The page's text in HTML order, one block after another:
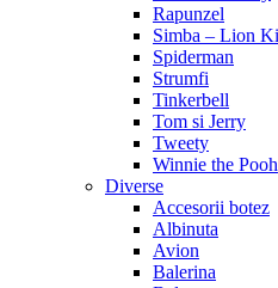
Rapunzel
Simba – Lion
Spiderman
Strumfi
Tinkerbell
Tom si Jerry
Tweety
Winnie the Pooh
Diverse
Accesorii botez
Albinuta
Avion
Balerina